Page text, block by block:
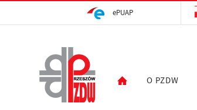
ePUAP
O PZDW